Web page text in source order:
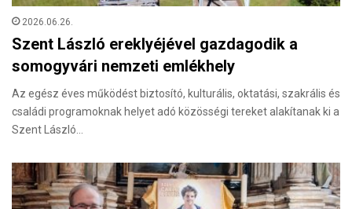
2026.06.26.
Szent László ereklyéjével gazdagodik a
somogyvári nemzeti emlékhely
Az egész éves működést biztosító, kulturális, oktatási, szakrális és
családi programoknak helyet adó közösségi tereket alakítanak ki a
Szent László…